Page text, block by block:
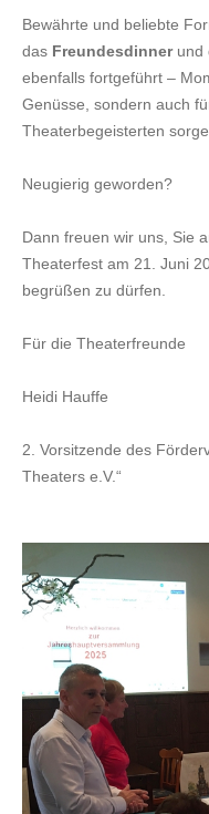
Bewährte und beliebte
das Freundesdinner und
ebenfalls fortgeführt –
Genüsse, sondern auch
Theaterbegeisterten
Neugierig geworden?
Dann freuen wir uns, Sie
Theaterfest am 21. Juni
begrüßen zu dürfen.
Für die Theaterfreunde
Heidi Hauffe
2. Vorsitzende des
Theaters e.V.“